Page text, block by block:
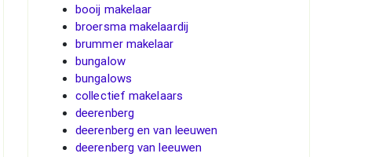
booij makelaar
broersma makelaardij
brummer makelaar
bungalow
bungalows
collectief makelaars
deerenberg
deerenberg en van leeuwen
deerenberg van leeuwen